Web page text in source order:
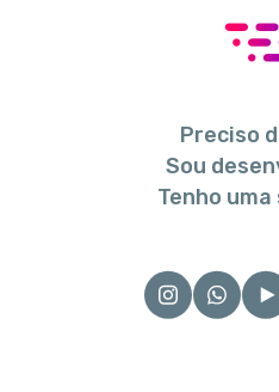
Preciso
Sou
Tenho